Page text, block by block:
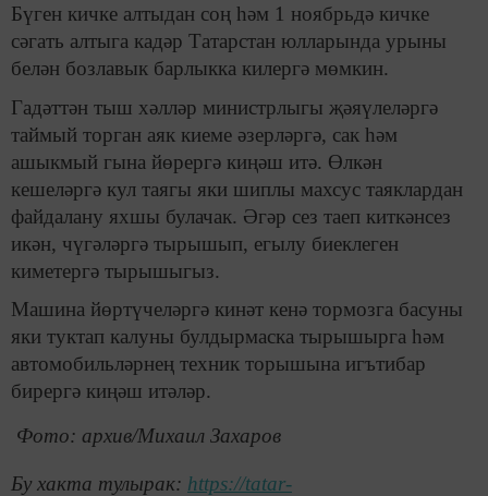
Бүген кичке алтыдан соң һәм 1 ноябрьдә кичке
сәгать алтыга кадәр Татарстан юлларында урыны
белән бозлавык барлыкка килергә мөмкин.
Гадәттән тыш хәлләр министрлыгы җәяүлеләргә
таймый торган аяк киеме әзерләргә, сак һәм
ашыкмый гына йөрергә киңәш итә. Өлкән
кешеләргә кул таягы яки шиплы махсус таяклардан
файдалану яхшы булачак. Әгәр сез таеп киткәнсез
икән, чүгәләргә тырышып, егылу биеклеген
киметергә тырышыгыз.
Машина йөртүчеләргә кинәт кенә тормозга басуны
яки туктап калуны булдырмаска тырышырга һәм
автомобильләрнең техник торышына игътибар
бирергә киңәш итәләр.
Фото: архив/Михаил Захаров
Бу хакта тулырак: https://tatar-